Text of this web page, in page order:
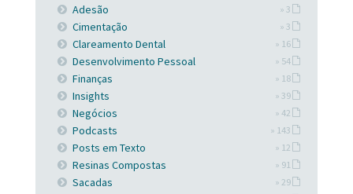
Adesão » 3
Cimentação » 3
Clareamento Dental » 16
Desenvolvimento Pessoal » 54
Finanças » 18
Insights » 39
Negócios » 42
Podcasts » 143
Posts em Texto » 12
Resinas Compostas » 91
Sacadas » 29